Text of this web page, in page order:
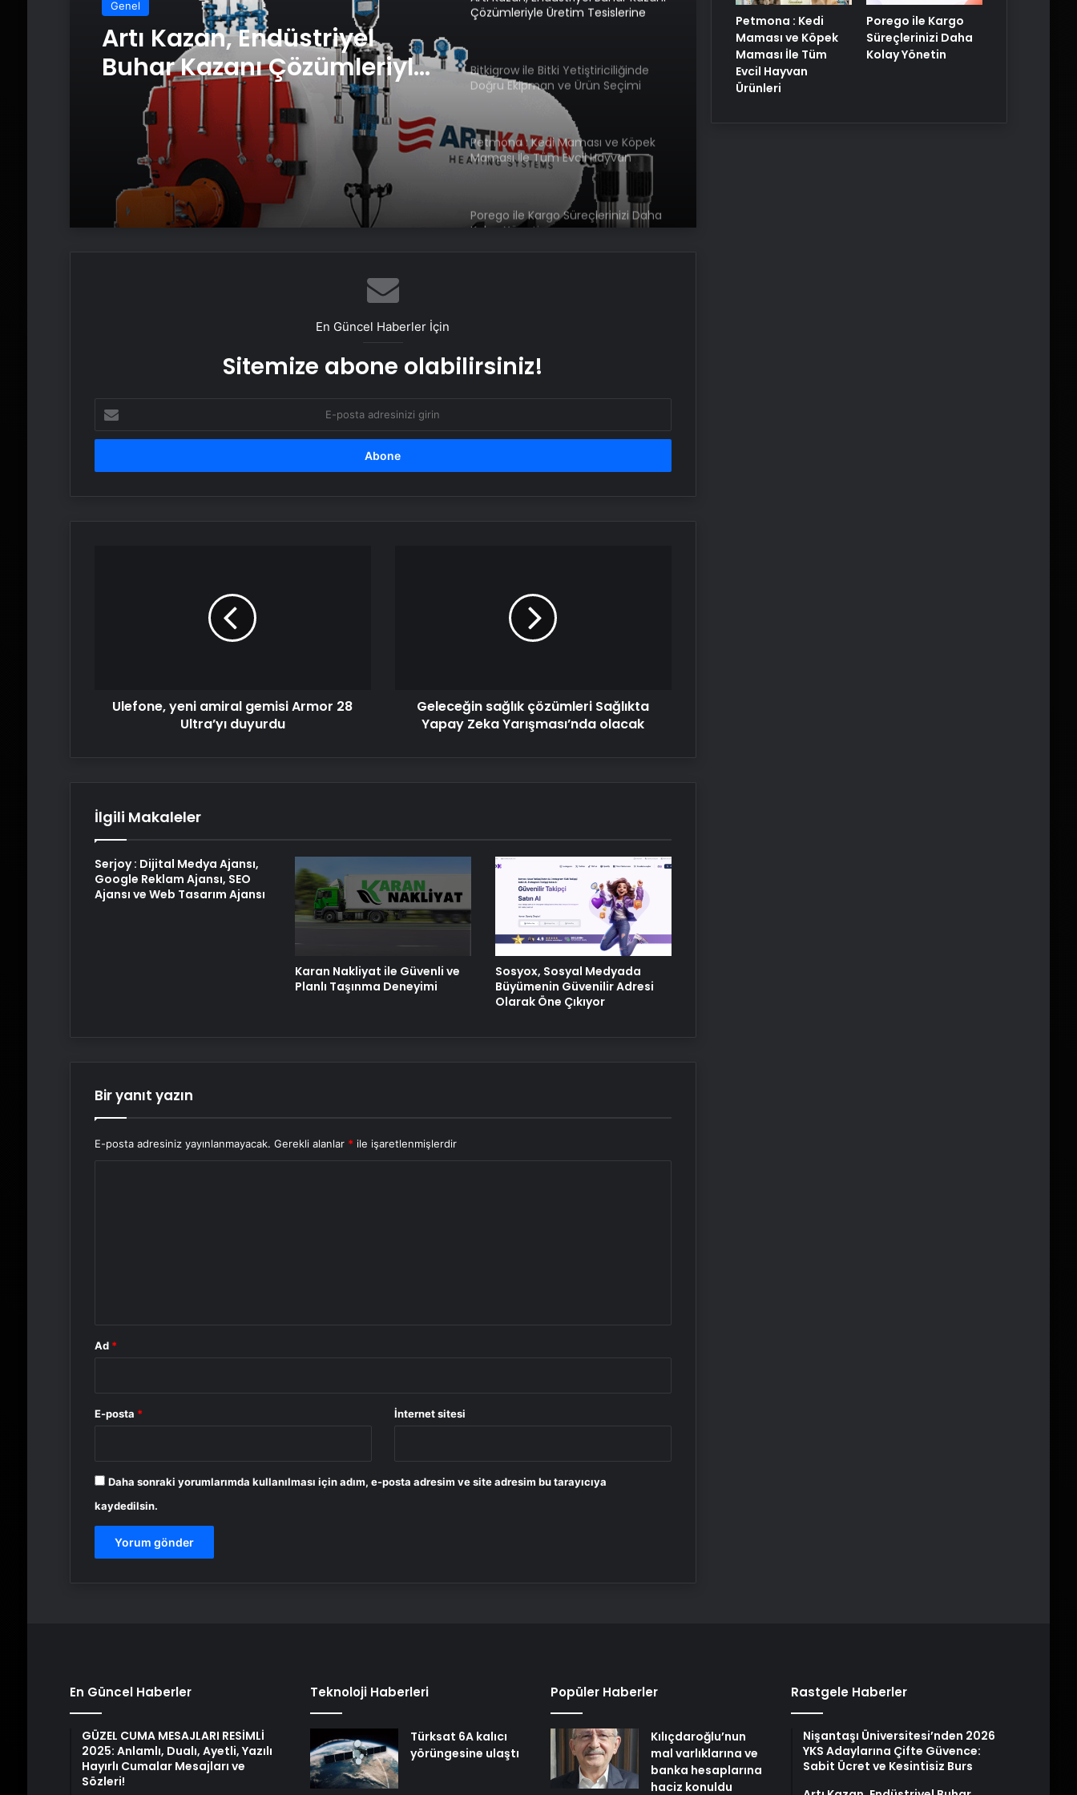
Genel
Artı Kazan, Endüstriyel
Buhar Kazanı Çözümleriyle
Üretim Tesislerine Verimli
Sistemler Sunuyor
Çözümleriyle Üretim Tesislerine
Bitkigrow ile Bitki Yetiştiriciliğinde
Doğru Ekipman ve Ürün Seçimi
Petmona : Kedi Maması ve Köpek
Maması İle Tüm Evcil Hayvan
Porego ile Kargo Süreçlerinizi Daha
Kolay Yönetin
Esat Bey Shop ile Sosyal Medya
Hizmetlerinde Güçlü Panel
Nişantaşı Üniversitesi’nden 2026 YKS
Artı Kazan, Endüstriyel Buhar Kazanı
Çözümleriyle Üretim Tesislerine
Petmona : Kedi Maması ve Köpek
Maması İle Tüm Evcil Hayvan
Porego ile Kargo Süreçlerinizi Daha
Kolay Yönetin
En Güncel Haberler İçin
Sitemize abone olabilirsiniz!
posta
adresinizi
Ulefone, yeni amiral gemisi Armor 28
Ultra’yı duyurdu
Geleceğin sağlık çözümleri Sağlıkta
Yapay Zeka Yarışması’nda olacak
İlgili Makaleler
Serjoy : Dijital Medya Ajansı,
Google Reklam Ajansı, SEO
Ajansı ve Web Tasarım Ajansı
Karan Nakliyat ile Güvenli ve
Planlı Taşınma Deneyimi
Sosyox, Sosyal Medyada
Büyümenin Güvenilir Adresi
Olarak Öne Çıkıyor
Bir yanıt yazın
E-posta adresiniz yayınlanmayacak. Gerekli alanlar * ile işaretlenmişlerdir
Ad *
E-posta * İnternet sitesi
Daha sonraki yorumlarımda kullanılması için adım, e-posta adresim ve site adresim bu tarayıcıya
kaydedilsin.
Petmona : Kedi
Maması ve Köpek
Maması İle Tüm
Evcil Hayvan
Ürünleri
Porego ile Kargo
Süreçlerinizi Daha
Kolay Yönetin
En Güncel Haberler
GÜZEL CUMA MESAJLARI RESİMLİ
2025: Anlamlı, Dualı, Ayetli, Yazılı
Hayırlı Cumalar Mesajları ve
Sözleri!
Teknoloji Haberleri
Türksat 6A kalıcı
yörüngesine ulaştı
Popüler Haberler
Kılıçdaroğlu’nun
mal varlıklarına ve
banka hesaplarına
haciz konuldu
Rastgele Haberler
Nişantaşı Üniversitesi’nden 2026
YKS Adaylarına Çifte Güvence:
Sabit Ücret ve Kesintisiz Burs